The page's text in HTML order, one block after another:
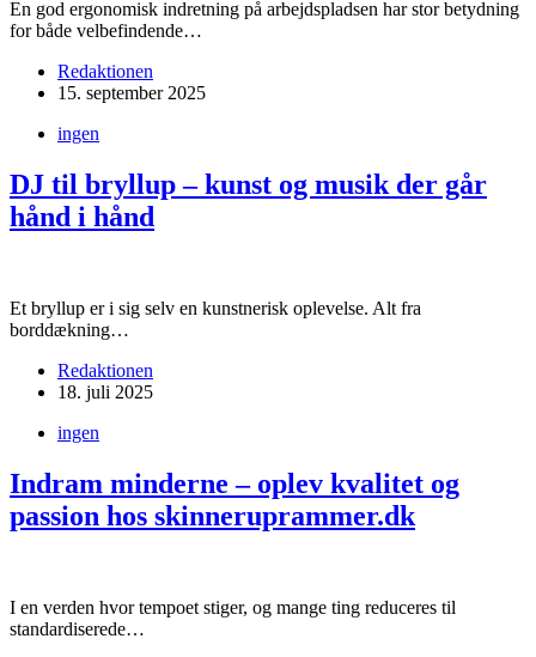
En god ergonomisk indretning på arbejdspladsen har stor betydning
for både velbefindende…
Redaktionen
15. september 2025
ingen
DJ til bryllup – kunst og musik der går
hånd i hånd
Et bryllup er i sig selv en kunstnerisk oplevelse. Alt fra
borddækning…
Redaktionen
18. juli 2025
ingen
Indram minderne – oplev kvalitet og
passion hos skinneruprammer.dk
I en verden hvor tempoet stiger, og mange ting reduceres til
standardiserede…